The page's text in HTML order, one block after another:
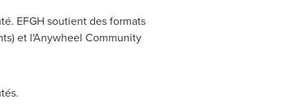
EFGH soutient des formats
et l'Anywheel Community